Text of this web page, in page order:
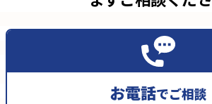
お電話でご相談